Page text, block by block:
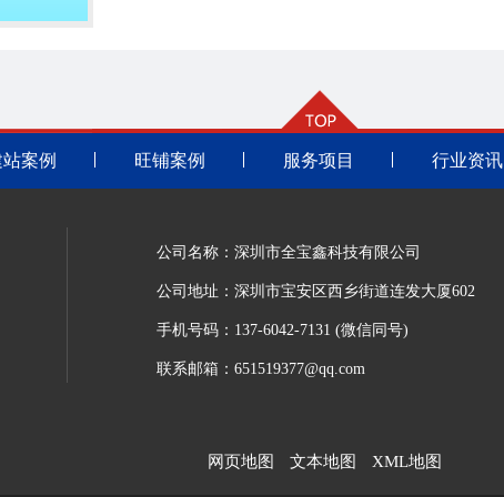
案例 旺铺案例 服务项目 行业资讯
公司名称：深圳市全宝鑫科技有限公司
公司地址：深圳市宝安区西乡街道连发大厦602
手机号码：137-6042-7131 (微信同号)
联系邮箱：651519377@qq.com
网页地图 文本地图 XML地图